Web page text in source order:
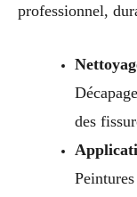
professionnel,
des